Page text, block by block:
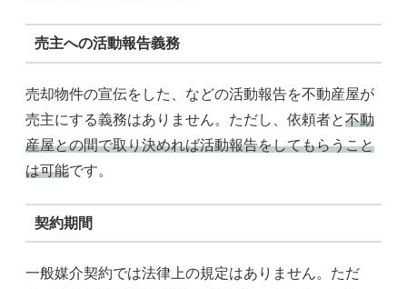
売主への活動報告義務
売却物件の宣伝をした、などの活動報告を不動産屋が
売主にする義務はありません。ただし、依頼者と不動
産屋との間で取り決めれば活動報告をしてもらうこと
は可能です。
契約期間
一般媒介契約では法律上の規定はありません。ただ